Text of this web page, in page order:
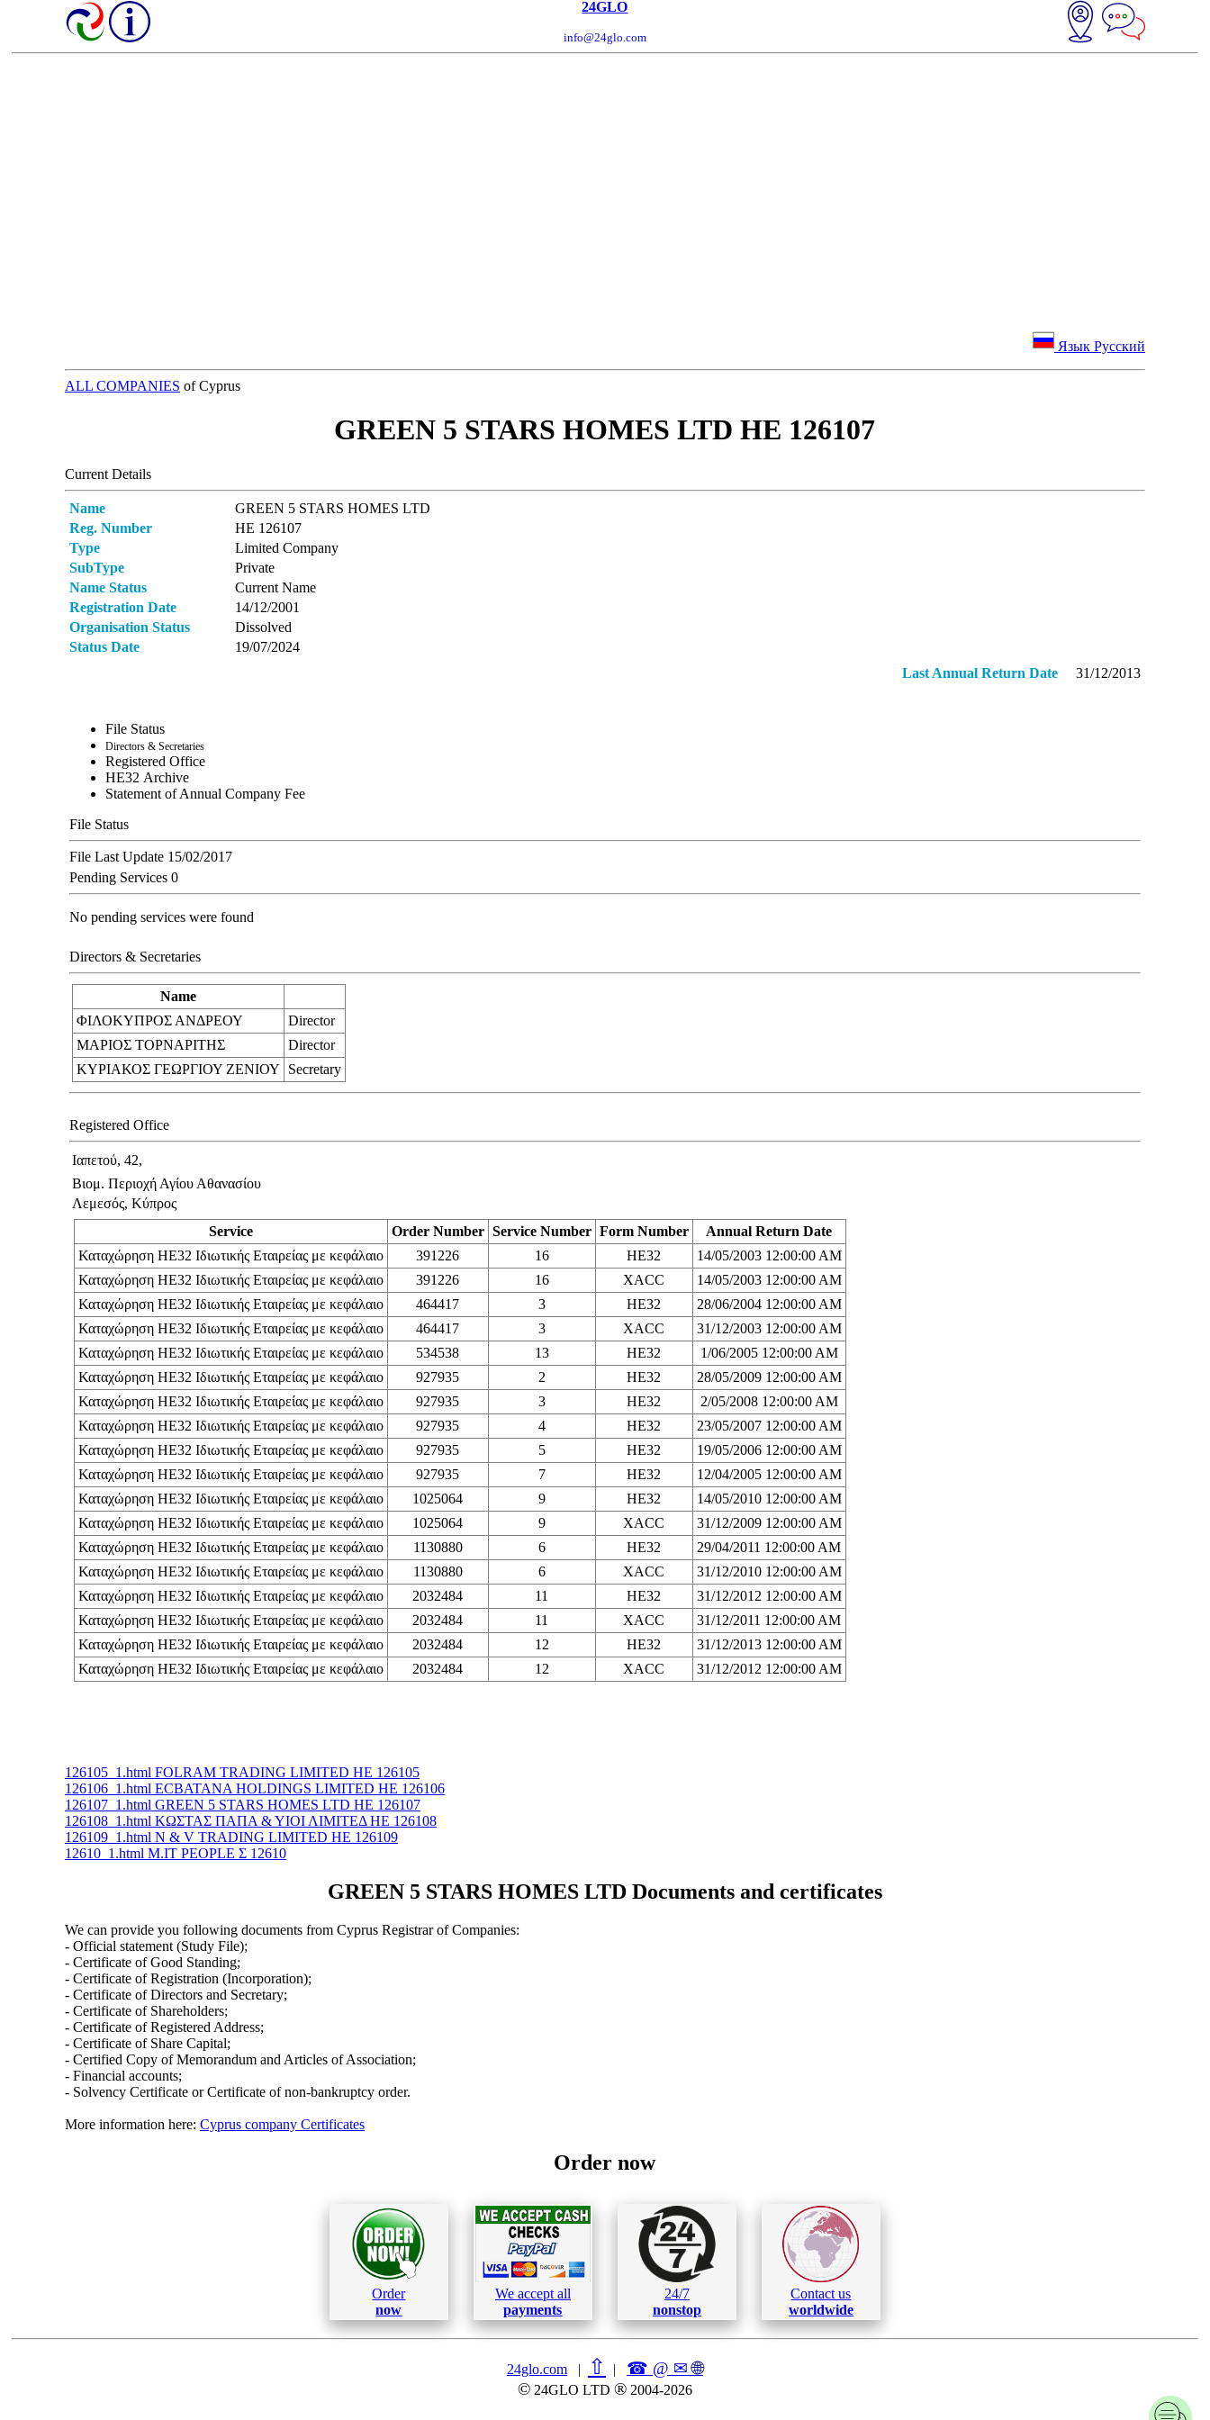
24GLO
info@24glo.com
Язык Русский
ALL COMPANIES of Cyprus
GREEN 5 STARS HOMES LTD ΗΕ 126107
Current Details
Name
GREEN 5 STARS HOMES LTD
Reg. Number
ΗΕ 126107
Type
Limited Company
SubType
Private
Name Status
Current Name
Registration Date
14/12/2001
Organisation Status
Dissolved
Status Date
19/07/2024
Last Annual Return Date 31/12/2013
File Status
Directors & Secretaries
Registered Office
ΗΕ32 Archive
Statement of Annual Company Fee
File Status
File Last Update 15/02/2017
Pending Services 0
No pending services were found
Directors & Secretaries
Name
ΦΙΛΟΚΥΠΡΟΣ ΑΝΔΡΕΟΥ
Director
ΜΑΡΙΟΣ ΤΟΡΝΑΡΙΤΗΣ
Director
ΚΥΡΙΑΚΟΣ ΓΕΩΡΓΙΟΥ ΖΕΝΙΟΥ
Secretary
Registered Office
Ιαπετού, 42,
Βιομ. Περιοχή Αγίου Αθανασίου
Λεμεσός, Κύπρος
Service
Order Number Service Number Form Number
Annual Return Date
Καταχώρηση ΗΕ32 Ιδιωτικής Εταιρείας με κεφάλαιο
391226 16 HE32
14/05/2003 12:00:00 AM
Καταχώρηση ΗΕ32 Ιδιωτικής Εταιρείας με κεφάλαιο
391226 16 XACC
14/05/2003 12:00:00 AM
Καταχώρηση ΗΕ32 Ιδιωτικής Εταιρείας με κεφάλαιο
464417 3 HE32
28/06/2004 12:00:00 AM
Καταχώρηση ΗΕ32 Ιδιωτικής Εταιρείας με κεφάλαιο
464417 3 XACC
31/12/2003 12:00:00 AM
Καταχώρηση ΗΕ32 Ιδιωτικής Εταιρείας με κεφάλαιο
534538 13 HE32
1/06/2005 12:00:00 AM
Καταχώρηση ΗΕ32 Ιδιωτικής Εταιρείας με κεφάλαιο
927935 2 HE32
28/05/2009 12:00:00 AM
Καταχώρηση ΗΕ32 Ιδιωτικής Εταιρείας με κεφάλαιο
927935 3 HE32
2/05/2008 12:00:00 AM
Καταχώρηση ΗΕ32 Ιδιωτικής Εταιρείας με κεφάλαιο
927935 4 HE32
23/05/2007 12:00:00 AM
Καταχώρηση ΗΕ32 Ιδιωτικής Εταιρείας με κεφάλαιο
927935 5 HE32
19/05/2006 12:00:00 AM
Καταχώρηση ΗΕ32 Ιδιωτικής Εταιρείας με κεφάλαιο
927935 7 HE32
12/04/2005 12:00:00 AM
Καταχώρηση ΗΕ32 Ιδιωτικής Εταιρείας με κεφάλαιο
1025064 9 HE32
14/05/2010 12:00:00 AM
Καταχώρηση ΗΕ32 Ιδιωτικής Εταιρείας με κεφάλαιο
1025064 9 XACC
31/12/2009 12:00:00 AM
Καταχώρηση ΗΕ32 Ιδιωτικής Εταιρείας με κεφάλαιο
1130880 6 HE32
29/04/2011 12:00:00 AM
Καταχώρηση ΗΕ32 Ιδιωτικής Εταιρείας με κεφάλαιο
1130880 6 XACC
31/12/2010 12:00:00 AM
Καταχώρηση ΗΕ32 Ιδιωτικής Εταιρείας με κεφάλαιο
2032484 11 HE32
31/12/2012 12:00:00 AM
Καταχώρηση ΗΕ32 Ιδιωτικής Εταιρείας με κεφάλαιο
2032484 11 XACC
31/12/2011 12:00:00 AM
Καταχώρηση ΗΕ32 Ιδιωτικής Εταιρείας με κεφάλαιο
2032484 12 HE32
31/12/2013 12:00:00 AM
Καταχώρηση ΗΕ32 Ιδιωτικής Εταιρείας με κεφάλαιο
2032484 12 XACC 31/12/2012 12:00:00 AM
126105_1.html FOLRAM TRADING LIMITED ΗΕ 126105
126106_1.html ECBATANA HOLDINGS LIMITED ΗΕ 126106
126107_1.html GREEN 5 STARS HOMES LTD ΗΕ 126107
126108_1.html ΚΩΣΤΑΣ ΠΑΠΑ & ΥΙΟΙ ΛΙΜΙΤΕΔ ΗΕ 126108
126109_1.html N & V TRADING LIMITED ΗΕ 126109
12610_1.html M.IT PEOPLE Σ 12610
GREEN 5 STARS HOMES LTD Documents and certificates
We can provide you following documents from Cyprus Registrar of Companies:
- Official statement (Study File);
- Certificate of Good Standing;
- Certificate of Registration (Incorporation);
- Certificate of Directors and Secretary;
- Certificate of Shareholders;
- Certificate of Registered Address;
- Certificate of Share Capital;
- Certified Copy of Memorandum and Articles of Association;
- Financial accounts;
- Solvency Certificate or Certificate of non-bankruptcy order.
More information here: Cyprus company Certificates
Order now
Order
now
We accept all
payments
24/7
nonstop
Contact us
worldwide
24glo.com| ⇧ | ☎ @ ✉🌐︎
©24GLO LTD ®2004-2026